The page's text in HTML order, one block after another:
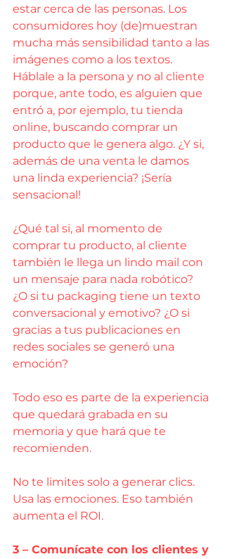
estar cerca de las personas. Los
consumidores hoy (de)muestran
mucha más sensibilidad tanto a las
imágenes como a los textos.
Háblale a la persona y no al cliente
porque, ante todo, es alguien que
entró a, por ejemplo, tu tienda
online, buscando comprar un
producto que le genera algo. ¿Y si,
además de una venta le damos
una linda experiencia? ¡Sería
sensacional!
¿Qué tal si, al momento de
comprar tu producto, al cliente
también le llega un lindo mail con
un mensaje para nada robótico?
¿O si tu packaging tiene un texto
conversacional y emotivo? ¿O si
gracias a tus publicaciones en
redes sociales se generó una
emoción?
Todo eso es parte de la experiencia
que quedará grabada en su
memoria y que hará que te
recomienden.
No te limites solo a generar clics.
Usa las emociones. Eso también
aumenta el ROI.
3 – Comunícate con los clientes y